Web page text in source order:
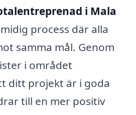
i Mala
process där alla
samma mål. Genom
i området
ditt projekt är i goda
till en mer positiv